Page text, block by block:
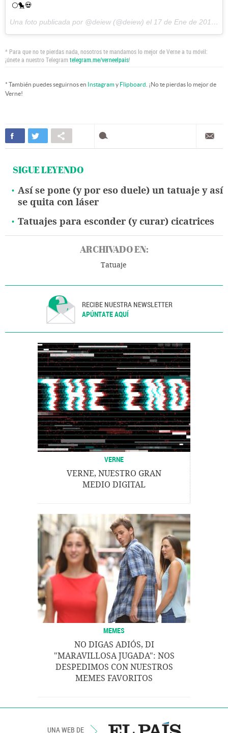
🌕🐤💀
Una foto publicada por @deiew (@deiew) el 17 de Ene de 2016 a la(s) 2:52 PST
* Para que no te pierdas nada, nosotros te mandamos lo mejor de Verne a tu móvil:
¡únete a nuestro Telegram telegram.me/verneelpais!
* También puedes seguirnos en Instagramy Flipboard . ¡No te pierdas lo mejor de
Verne!
SIGUE LEYENDO
Así se pone (y por eso duele) un tatuaje y así
se quita con láser
Tatuajes para esconder (y curar) cicatrices
ARCHIVADO EN:
Tatuaje
RECIBE NUESTRA NEWSLETTER
APÚNTATE AQUÍ
VERNE
VERNE, NUESTRO GRAN
MEDIO DIGITAL
MEMES
NO DIGAS ADIÓS, DI
"MARAVILLOSA JUGADA": NOS
DESPEDIMOS CON NUESTROS
MEMES FAVORITOS
UNA WEB DE